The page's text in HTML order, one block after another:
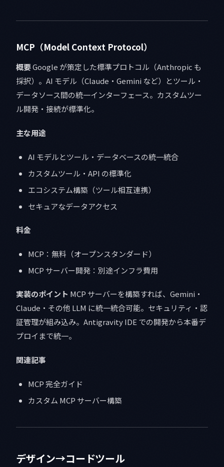
MCP（Model Context Protocol）
概要Google が策定した標準プロトコル（Anthropic も
採択）。AI モデル（Claude・Gemini など）とツール・
データソース間の統一インターフェース。カスタムツー
ル開発・接続が標準化。
主な用途
AI モデルとツール・データベースの統一統合
カスタムツール・API の標準化
エコシステム構築（ツール相互連携）
セキュアなデータアクセス
料金
MCP：無料（オープンスタンダード）
MCP サーバー開発：別途インフラ費用
実装のポイント MCP サーバーを構築すれば、Gemini・
Claude・その他 LLM に統一統合可能。セキュリティ・認
証管理が組み込み。Antigravity IDE での開発から本番デ
プロイまで統一。
関連記事
MCP 完全ガイド
カスタム MCP サーバー構築
デザイン→コードツール